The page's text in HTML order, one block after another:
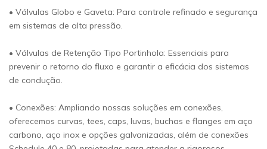
• Válvulas Globo e Gaveta: Para controle refinado e segurança
em sistemas de alta pressão.
• Válvulas de Retenção Tipo Portinhola: Essenciais para
prevenir o retorno do fluxo e garantir a eficácia dos sistemas
de condução.
• Conexões: Ampliando nossas soluções em conexões,
oferecemos curvas, tees, caps, luvas, buchas e flanges em aço
carbono, aço inox e opções galvanizadas, além de conexões